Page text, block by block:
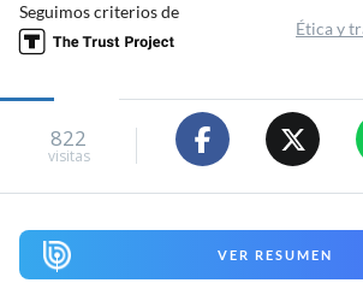
Seguimos criterios de
Ética y
822
visitas
VER RESUMEN